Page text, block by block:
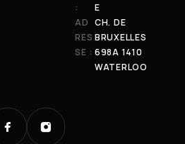
:
E
AD
RES
SE :
CH. DE
BRUXELLES
698A 1410
WATERLOO